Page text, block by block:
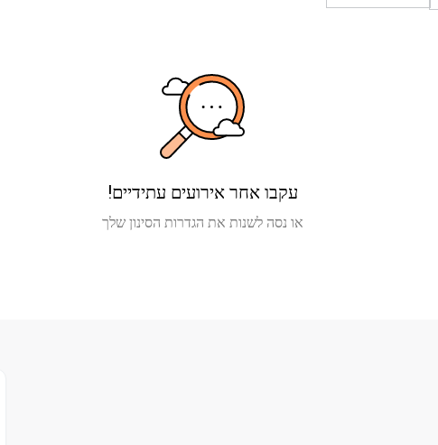
עקבו אחר אירועים עתידיים!
או נסה לשנות את הגדרות הסינון שלך